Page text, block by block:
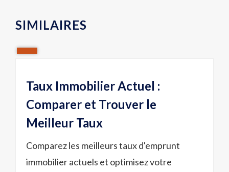
SIMILAIRES
Taux Immobilier Actuel :
Comparer et Trouver le
Meilleur Taux
Comparez les meilleurs taux d'emprunt
immobilier actuels et optimisez votre